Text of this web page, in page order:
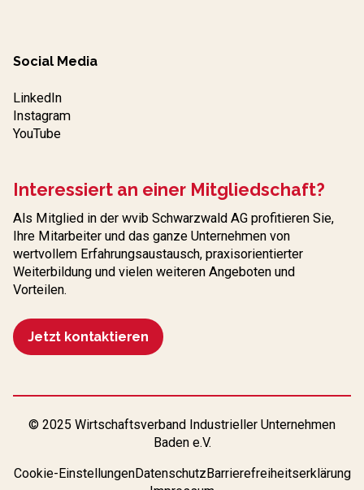
Social Media
LinkedIn
Instagram
YouTube
Interessiert an einer Mitgliedschaft?
Als Mitglied in der wvib Schwarzwald AG profitieren Sie,
Ihre Mitarbeiter und das ganze Unternehmen von
wertvollem Erfahrungs­austausch, praxisorientierter
Weiterbildung und vielen weiteren Angeboten und
Vorteilen.
Jetzt kontaktieren
© 2025 Wirtschaftsverband Industrieller Unternehmen
Baden e.V.
Cookie-EinstellungenDatenschutz Barrierefreiheitserklärung